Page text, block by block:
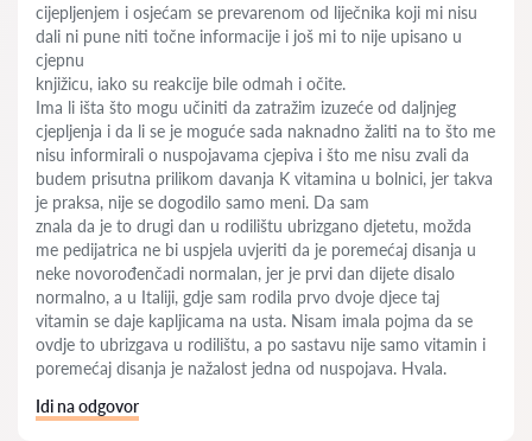
cijepljenjem i osjećam se prevarenom od liječnika koji mi nisu
dali ni pune niti točne informacije i još mi to nije upisano u
cjepnu
knjižicu, iako su reakcije bile odmah i očite.
Ima li išta što mogu učiniti da zatražim izuzeće od daljnjeg
cjepljenja i da li se je moguće sada naknadno žaliti na to što me
nisu informirali o nuspojavama cjepiva i što me nisu zvali da
budem prisutna prilikom davanja K vitamina u bolnici, jer takva
je praksa, nije se dogodilo samo meni. Da sam
znala da je to drugi dan u rodilištu ubrizgano djetetu, možda
me pedijatrica ne bi uspjela uvjeriti da je poremećaj disanja u
neke novorođenčadi normalan, jer je prvi dan dijete disalo
normalno, a u Italiji, gdje sam rodila prvo dvoje djece taj
vitamin se daje kapljicama na usta. Nisam imala pojma da se
ovdje to ubrizgava u rodilištu, a po sastavu nije samo vitamin i
poremećaj disanja je nažalost jedna od nuspojava. Hvala.
Idi na odgovor